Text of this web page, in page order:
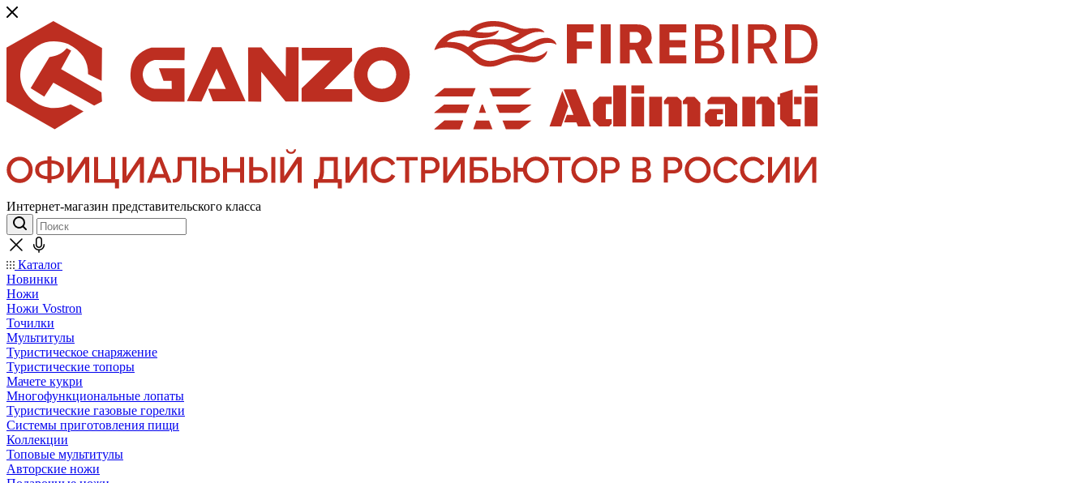
Интернет-магазин представительского класса
Каталог
Новинки
Ножи
Ножи Vostron
Точилки
Мультитулы
Туристическое снаряжение
Туристические топоры
Мачете кукри
Многофункциональные лопаты
Туристические газовые горелки
Системы приготовления пищи
Коллекции
Топовые мультитулы
Авторские ножи